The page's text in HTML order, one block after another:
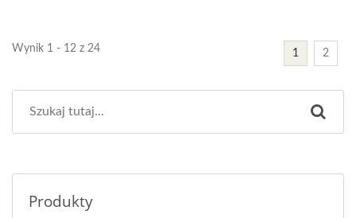
Wynik 1 - 12 z 24 1 2
Produkty